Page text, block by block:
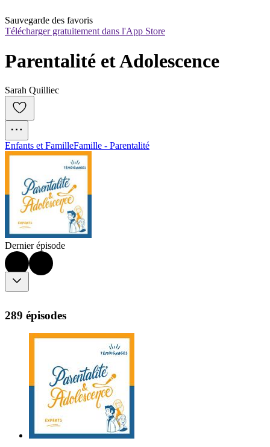
Sauvegarde des favoris
Télécharger gratuitement dans l'App Store
Parentalité et Adolescence
Sarah Quilliec
Enfants et FamilleFamille - Parentalité
Dernier épisode
289 épisodes